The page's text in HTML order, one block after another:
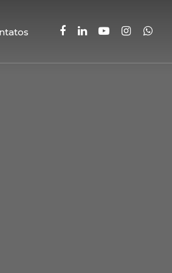
facebooklinkedinyoutubeinstagram